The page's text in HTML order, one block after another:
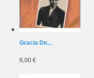
Gracia De...
6,00 €